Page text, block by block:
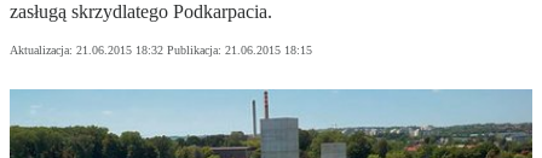
zasługą skrzydlatego Podkarpacia.
Aktualizacja: 21.06.2015 18:32 Publikacja: 21.06.2015 18:15